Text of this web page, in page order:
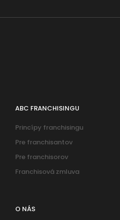
ABC FRANCHISINGU
Princípy franchisingu
Pre franchisantov
Pre franchisorov
Franchisová zmluva
O NÁS